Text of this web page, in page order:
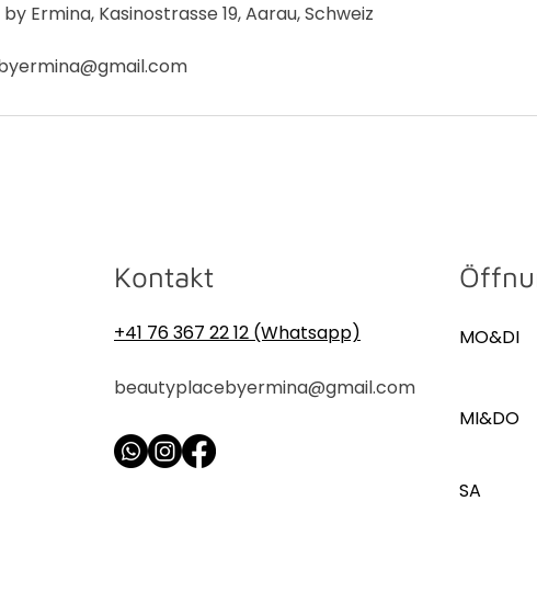
Ermina, Kasinostrasse 19, Aarau, Schweiz
Kontakt
+41 76 367 22 12 (Whatsapp)
beautyplacebyermina@gmail.com
MO&DI
MI&DO
SA